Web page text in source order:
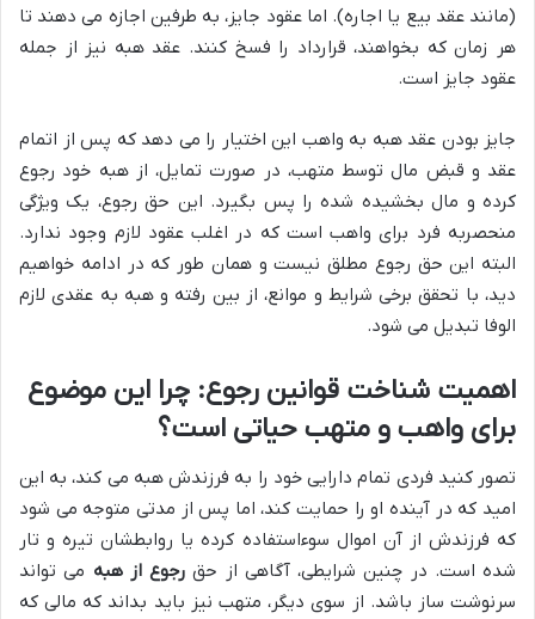
(مانند عقد بیع یا اجاره). اما عقود جایز، به طرفین اجازه می دهند تا
هر زمان که بخواهند، قرارداد را فسخ کنند. عقد هبه نیز از جمله
عقود جایز است.
جایز بودن عقد هبه به واهب این اختیار را می دهد که پس از اتمام
عقد و قبض مال توسط متهب، در صورت تمایل، از هبه خود رجوع
کرده و مال بخشیده شده را پس بگیرد. این حق رجوع، یک ویژگی
منحصربه فرد برای واهب است که در اغلب عقود لازم وجود ندارد.
البته این حق رجوع مطلق نیست و همان طور که در ادامه خواهیم
دید، با تحقق برخی شرایط و موانع، از بین رفته و هبه به عقدی لازم
الوفا تبدیل می شود.
اهمیت شناخت قوانین رجوع: چرا این موضوع
برای واهب و متهب حیاتی است؟
تصور کنید فردی تمام دارایی خود را به فرزندش هبه می کند، به این
امید که در آینده او را حمایت کند، اما پس از مدتی متوجه می شود
که فرزندش از آن اموال سوءاستفاده کرده یا روابطشان تیره و تار
شده است. در چنین شرایطی، آگاهی از حق رجوع از هبه می تواند
سرنوشت ساز باشد. از سوی دیگر، متهب نیز باید بداند که مالی که